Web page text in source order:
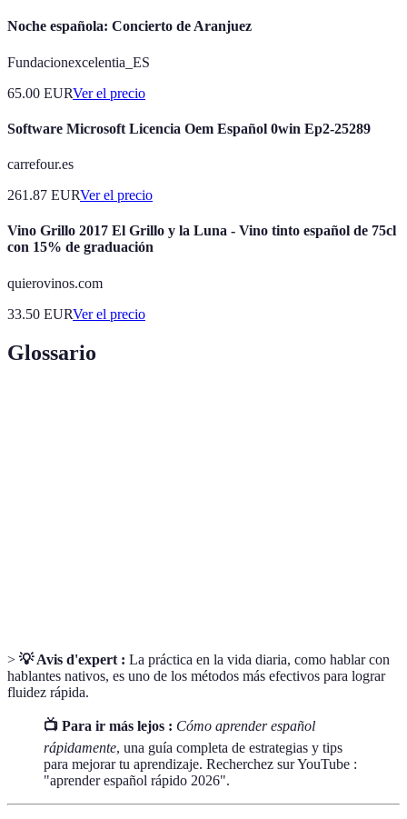
Noche española: Concierto de Aranjuez
Fundacionexcelentia_ES
65.00 EURVer el precio
Software Microsoft Licencia Oem Español 0win Ep2-25289
carrefour.es
261.87 EURVer el precio
Vino Grillo 2017 El Grillo y la Luna - Vino tinto español de 75cl
con 15% de graduación
quierovinos.com
33.50 EURVer el precio
Glossario
> 💡 Avis d'expert : La práctica en la vida diaria, como hablar con
hablantes nativos, es uno de los métodos más efectivos para lograr
fluidez rápida.
📺 Para ir más lejos : Cómo aprender español
rápidamente, una guía completa de estrategias y tips
para mejorar tu aprendizaje. Recherchez sur YouTube :
"aprender español rápido 2026".